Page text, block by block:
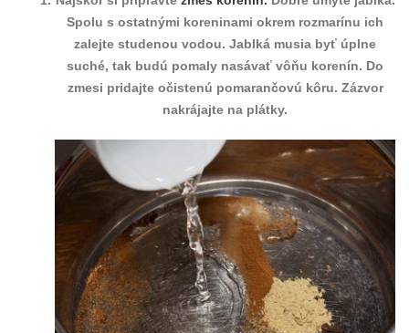
Spolu s ostatnými koreninami okrem rozmarínu ich
zalejte studenou vodou. Jablká musia byť úplne
suché, tak budú pomaly nasávať vôňu korenín. Do
zmesi pridajte očistenú pomarančovú kôru. Zázvor
nakrájajte na plátky.